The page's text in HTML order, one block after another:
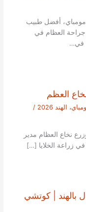
أفضل طبيب
العظام في
في…
العظم
الهند 2026
/
نخاع العظام مدير
بالهند | كوتشي